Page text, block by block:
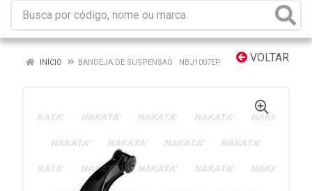
VOLTAR
INÍCIO BANDEJA DE SUSPENSAO : NBJ1007EP